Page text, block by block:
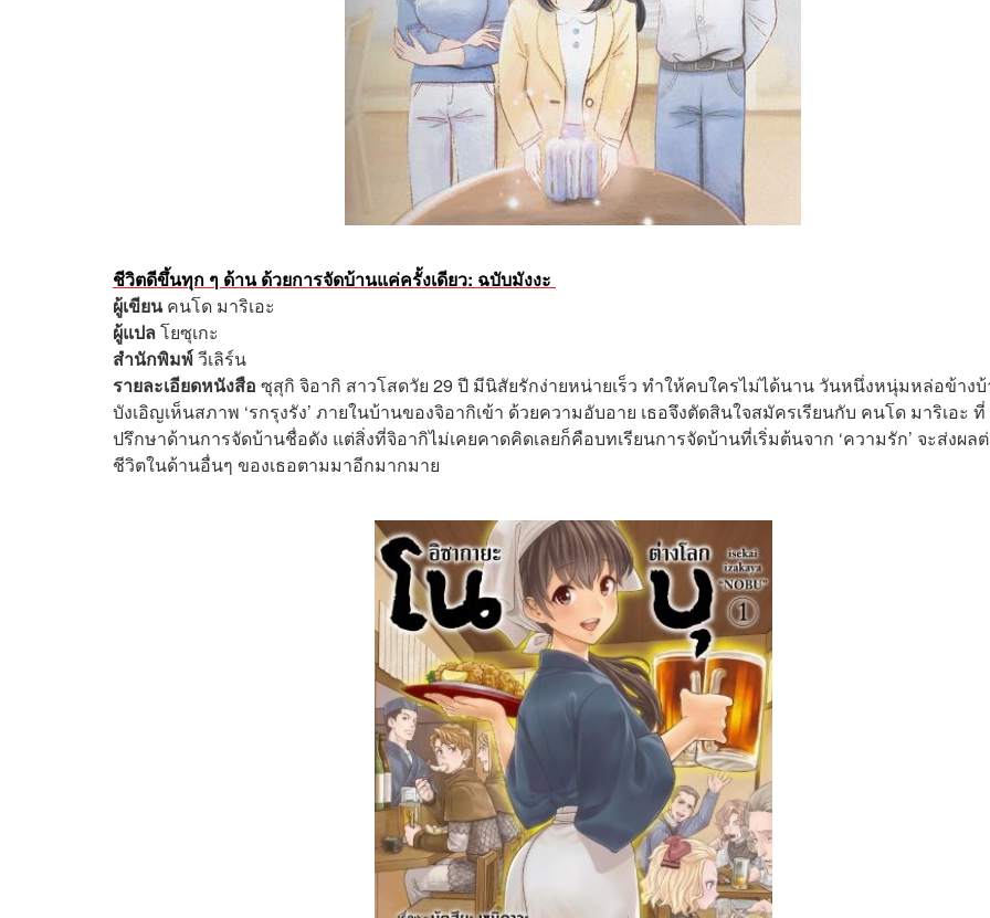
ชีวิตดีขึ้นทุก ๆ ด้าน ด้วยการจัดบ้านแค่ครั้งเดียว: ฉบับมังงะ
ผู้เขียนคนโด มาริเอะ
ผู้แปลโยซุเกะ
สำนักพิมพ์วีเลิร์น
รายละเอียดหนังสือ ซุสุกิ จิอากิ สาวโสดวัย 29 ปี มีนิสัยรักง่ายหน่ายเร็ว ทำให้คบใครไม่ได้นาน วันหนึ่งหนุ่มหล่อข้าง
บังเอิญเห็นสภาพ ‘รกรุงรัง’ ภายในบ้านของจิอากิเข้า ด้วยความอับอาย เธอจึงตัดสินใจสมัครเรียนกับ คนโด มาริเอะ ที่
ปรึกษาด้านการจัดบ้านชื่อดัง แต่สิ่งที่จิอากิไม่เคยคาดคิดเลยก็คือบทเรียนการจัดบ้านที่เริ่มต้นจาก ‘ความรัก’ จะส่งผล
ชีวิตในด้านอื่นๆ ของเธอตามมาอีกมากมาย